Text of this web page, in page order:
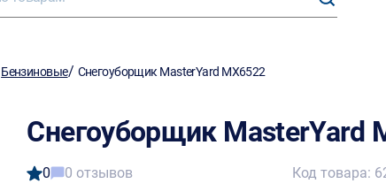
Бензиновые/ Снегоуборщик MasterYard MX6522
Снегоуборщик MasterYard
0 0 отзывов Код товара: